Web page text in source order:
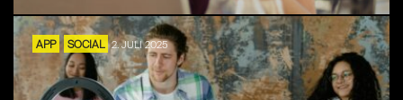
APP SOCIAL 2. JULI 2025